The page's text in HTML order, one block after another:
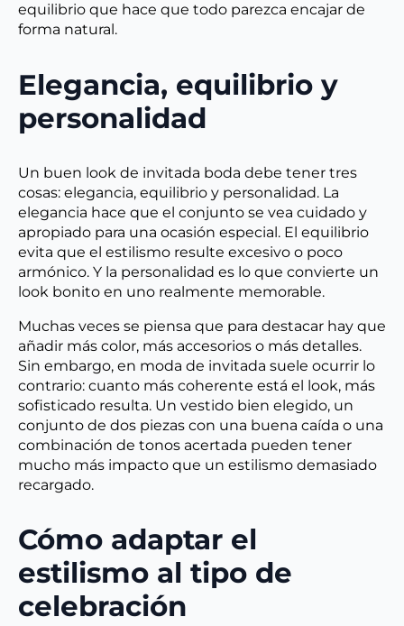
equilibrio que hace que todo parezca encajar de
forma natural.
Elegancia, equilibrio y
personalidad
Un buen look de invitada boda debe tener tres
cosas: elegancia, equilibrio y personalidad. La
elegancia hace que el conjunto se vea cuidado y
apropiado para una ocasión especial. El equilibrio
evita que el estilismo resulte excesivo o poco
armónico. Y la personalidad es lo que convierte un
look bonito en uno realmente memorable.
Muchas veces se piensa que para destacar hay que
añadir más color, más accesorios o más detalles.
Sin embargo, en moda de invitada suele ocurrir lo
contrario: cuanto más coherente está el look, más
sofisticado resulta. Un vestido bien elegido, un
conjunto de dos piezas con una buena caída o una
combinación de tonos acertada pueden tener
mucho más impacto que un estilismo demasiado
recargado.
Cómo adaptar el
estilismo al tipo de
celebración